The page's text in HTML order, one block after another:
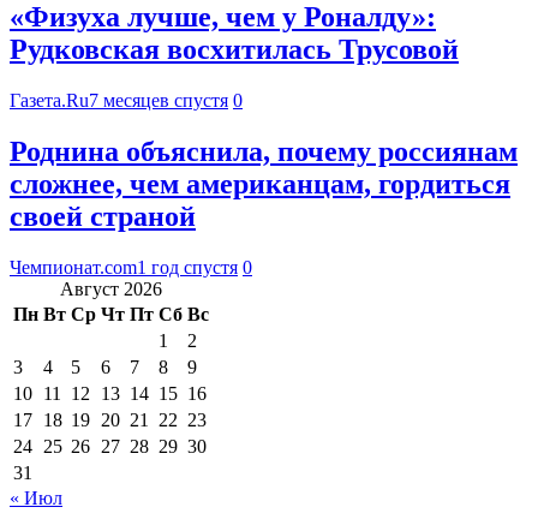
«Физуха лучше, чем у Роналду»:
Рудковская восхитилась Трусовой
Газета.Ru7 месяцев спустя 0
Роднина объяснила, почему россиянам
сложнее, чем американцам, гордиться
своей страной
Чемпионат.com1 год спустя 0
Август 2026
Пн Вт Ср Чт Пт Сб Вс
1
2
3
4 5 6 7 8
9
10 11 12 13 14 15 16
17 18 19 20 21 22 23
24 25 26 27 28 29 30
31
« Июл